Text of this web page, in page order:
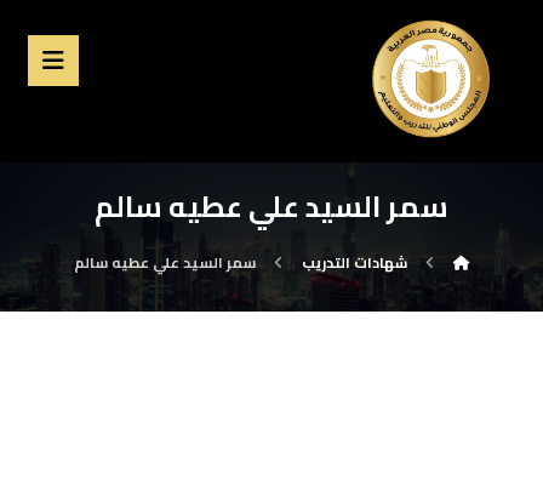
سمر السيد علي عطيه سالم
شهادات التدريب سمر السيد علي عطيه سالم